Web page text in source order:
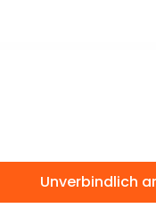
Unverbindlich